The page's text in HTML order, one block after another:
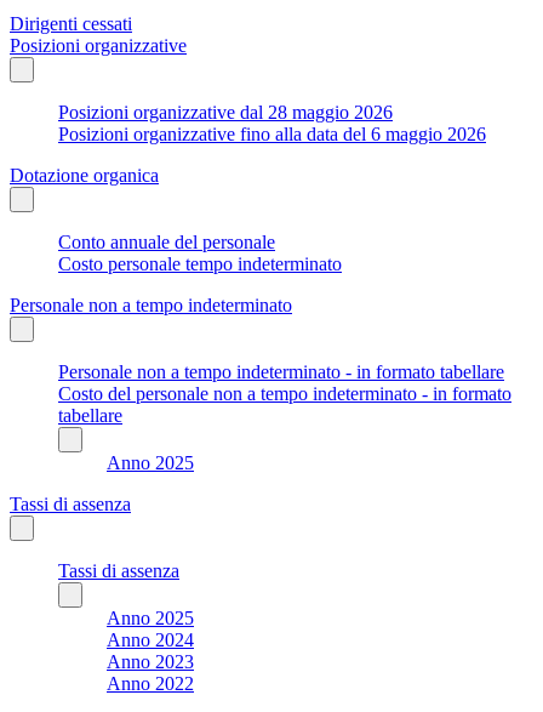
Dirigenti cessati
Posizioni organizzative
Posizioni organizzative dal 28 maggio 2026
Posizioni organizzative fino alla data del 6 maggio 2026
Dotazione organica
Conto annuale del personale
Costo personale tempo indeterminato
Personale non a tempo indeterminato
Personale non a tempo indeterminato - in formato tabellare
Costo del personale non a tempo indeterminato - in formato
tabellare
Anno 2025
Tassi di assenza
Tassi di assenza
Anno 2025
Anno 2024
Anno 2023
Anno 2022